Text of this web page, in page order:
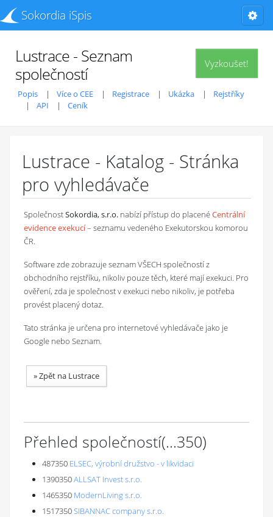
Sokordia iSpis
Vyzkoušet!
Lustrace - Seznam
společností
Popis Více o CEE Registrace Ukázka
Rejstříky
API
Ceník
Lustrace - Katalog - Stránka
pro vyhledávače
SpolečnostSokordia, s.r.o. nabízí přístup do placenéCentrální
evidence exekucí– seznamu vedeného Exekutorskou komorou
ČR.
Software zde zobrazuje seznam VŠECH společností z
obchodního rejstříku, nikoliv pouze těch, které mají exekuci. Pro
ověření, zda je společnost v exekuci nebo nikoliv, je potřeba
provést placený dotaz.
Tato stránka je určena pro internetové vyhledávače jako je
Google nebo Seznam.
»Zpět na Lustrace
Přehled společností(...350)
487350 ELSEC, výrobní družstvo - v likvidaci
1390350ALLSAT Invest s.r.o.
1465350 ModernLiving s.r.o.
1517350SIBANNAC company s.r.o.